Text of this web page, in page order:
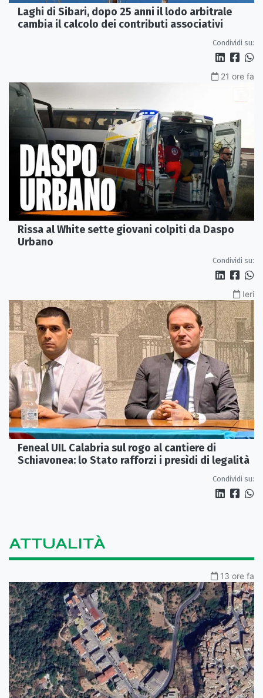
Laghi di Sibari, dopo 25 anni il lodo arbitrale
cambia il calcolo dei contributi associativi
Condividi su:
21 ore fa
Rissa al White sette giovani colpiti da Daspo
Urbano
Condividi su:
Ieri
Feneal UIL Calabria sul rogo al cantiere di
Schiavonea: lo Stato rafforzi i presìdi di legalità
Condividi su:
ATTUALITÀ
13 ore fa